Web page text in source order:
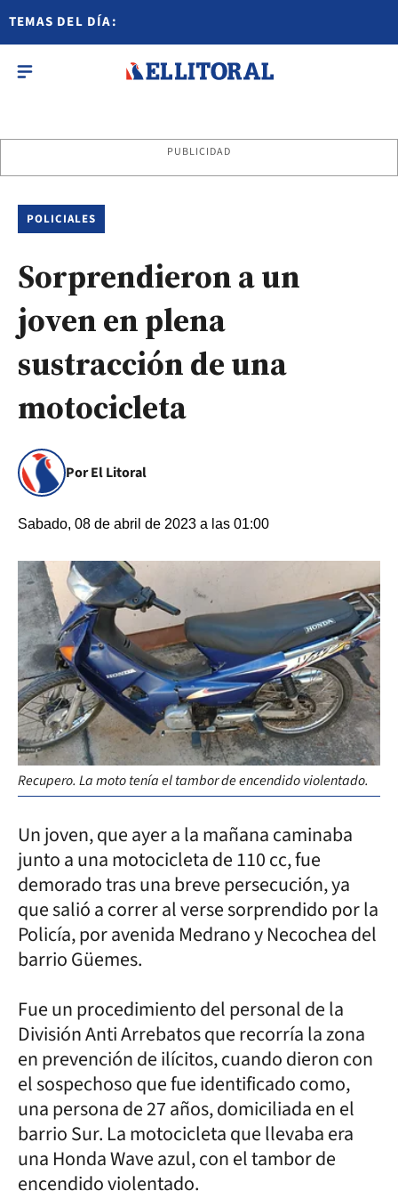
TEMAS DEL DÍA:
PUBLICIDAD
POLICIALES
Sorprendieron a un
joven en plena
sustracción de una
motocicleta
Por El Litoral
Sabado, 08 de abril de 2023 a las 01:00
Recupero. La moto tenía el tambor de encendido violentado.
Un joven, que ayer a la mañana caminaba
junto a una motocicleta de 110 cc, fue
demorado tras una breve persecución, ya
que salió a correr al verse sorprendido por la
Policía, por avenida Medrano y Necochea del
barrio Güemes.
Fue un procedimiento del personal de la
División Anti Arrebatos que recorría la zona
en prevención de ilícitos, cuando dieron con
el sospechoso que fue identificado como,
una persona de 27 años, domiciliada en el
barrio Sur. La motocicleta que llevaba era
una Honda Wave azul, con el tambor de
encendido violentado.